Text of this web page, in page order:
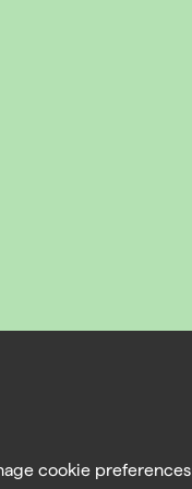
cookie preferences